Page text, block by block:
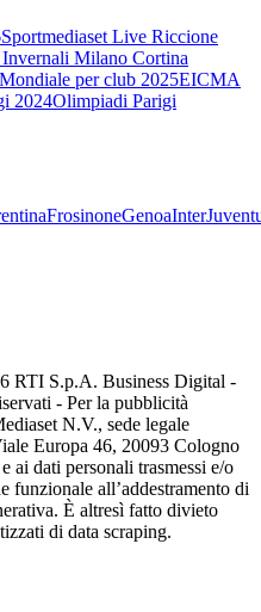
Sportmediaset Live Riccione
Milano Cortina
Mondiale per club 2025EICMA
2024Olimpiadi Parigi
FrosinoneGenoaInter
RTI S.p.A. Business Digital -
- Per la pubblicità
N.V., sede legale
Europa 46, 20093 Cologno
ai dati personali trasmessi e/o
funzionale all’addestramento di
È altresì fatto divieto
di data scraping.